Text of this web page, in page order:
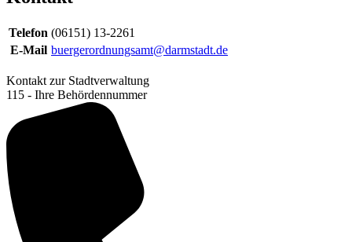
Telefon (06151) 13-2261
E-Mail buergerordnungsamt@darmstadt.de
Kontakt zur Stadtverwaltung
115 - Ihre Behördennummer